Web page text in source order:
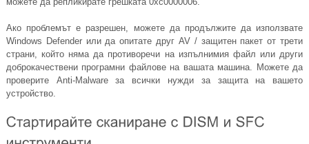
Ако проблемът е разрешен, можете да продължите да използвате
Windows Defender или да опитате друг AV / защитен пакет от трети
страни, който няма да противоречи на изпълнимия файл или други
доброкачествени програмни файлове на вашата машина. Можете да
проверите Anti-Malware за всички нужди за защита на вашето
устройство.